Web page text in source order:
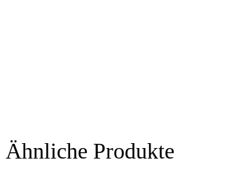
Ähnliche Produkte